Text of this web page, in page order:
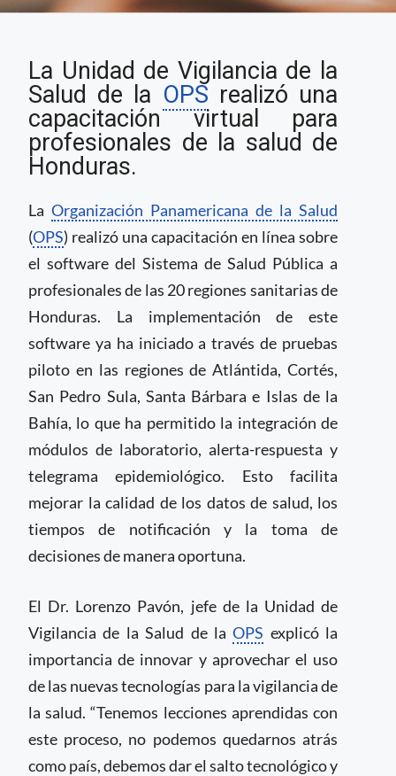
capacitación de
software del Sistema
de Salud Pública
La Unidad de Vigilancia de la
Salud de la OPS realizó una
capacitación virtual para
profesionales de la salud de
Honduras.
La Organización Panamericana de la Salud
(OPS) realizó una capacitación en línea sobre
el software del Sistema de Salud Pública a
profesionales de las 20 regiones sanitarias de
Honduras. La implementación de este
software ya ha iniciado a través de pruebas
piloto en las regiones de Atlántida, Cortés,
San Pedro Sula, Santa Bárbara e Islas de la
Bahía, lo que ha permitido la integración de
módulos de laboratorio, alerta-respuesta y
telegrama epidemiológico. Esto facilita
mejorar la calidad de los datos de salud, los
tiempos de notificación y la toma de
decisiones de manera oportuna.
El Dr. Lorenzo Pavón, jefe de la Unidad de
Vigilancia de la Salud de laOPS explicó la
importancia de innovar y aprovechar el uso
de las nuevas tecnologías para la vigilancia de
la salud. “Tenemos lecciones aprendidas con
este proceso, no podemos quedarnos atrás
como país, debemos dar el salto tecnológico y